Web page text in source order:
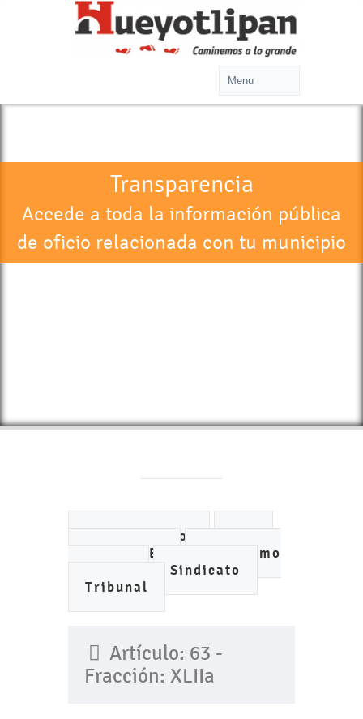
Transparencia
Accede a toda la información pública
de oficio relacionada con tu municipio
Ayuntamiento
IMCUFIDE
Organismo
Sindicato
Tribunal
Artículo: 63 -
Fracción: XLIIa